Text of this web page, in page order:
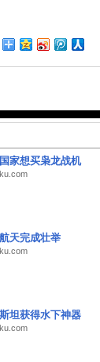
家想买枭龙战机
天完成壮举
坦获得水下神器